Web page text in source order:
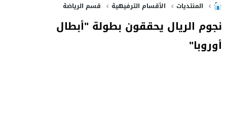
المنتديات الأقسام الترفيهية قسم الرياضة
نجوم الريال يحققون بطولة "أبطال
أوروبا"